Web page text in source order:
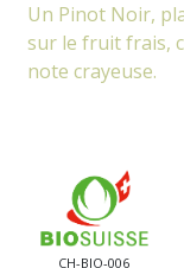
Un Pinot Noir,
sur le fruit frais,
note crayeuse.
CH-BIO-006